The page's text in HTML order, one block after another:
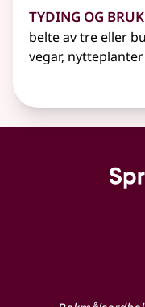
Tyding og bruk
belte av treeller
vegar, nytteplanter